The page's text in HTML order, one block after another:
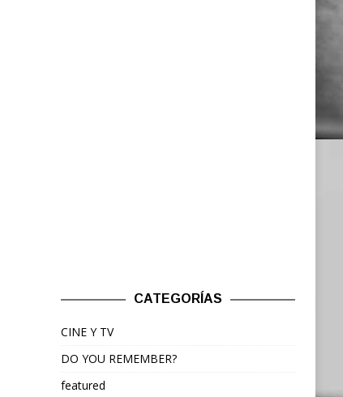
CATEGORÍAS
CINE Y TV
DO YOU REMEMBER?
featured